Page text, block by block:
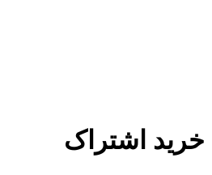
خرید اشتراک